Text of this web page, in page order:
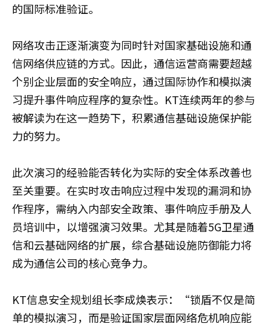
的国际标准验证。
网络攻击正逐渐演变为同时针对国家基础设施和通
信网络供应链的方式。因此，通信运营商需要超越
个别企业层面的安全响应，通过国际协作和模拟演
习提升事件响应程序的复杂性。KT连续两年的参与
被解读为在这一趋势下，积累通信基础设施保护能
力的努力。
此次演习的经验能否转化为实际的安全体系改善也
至关重要。在实时攻击响应过程中发现的漏洞和协
作程序，需纳入内部安全政策、事件响应手册及人
员培训中，以增强演习效果。尤其是随着5G卫星通
信和云基础网络的扩展，综合基础设施防御能力将
成为通信公司的核心竞争力。
KT信息安全规划组长李成焕表示：“锁盾不仅是简
单的模拟演习，而是验证国家层面网络危机响应能